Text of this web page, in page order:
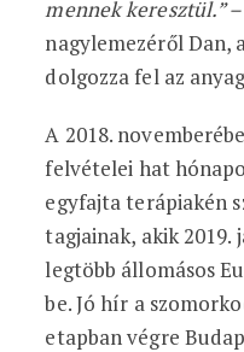
mennek keresztül.” –
nagylemezéről Dan,
dolgozza fel az
A 2018.
felvételei hat
egyfajta terápiakén
tagjainak, akik
legtöbb állomásos
be. Jó hír a
etapban végre